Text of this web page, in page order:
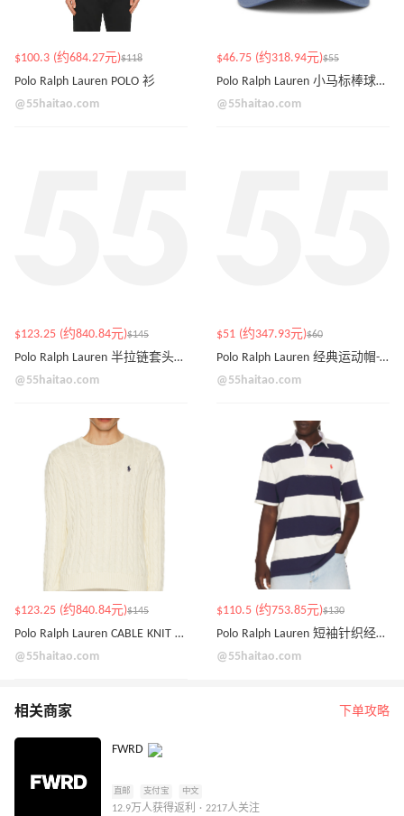
$100.3 (约684.27元)$118
Polo Ralph Lauren POLO 衫
@55haitao.com
$46.75 (约318.94元)$55
Polo Ralph Lauren 小马标棒球帽-藏青色
@55haitao.com
$123.25 (约840.84元)$145
Polo Ralph Lauren 半拉链套头毛衣 棕色
@55haitao.com
$51 (约347.93元)$60
Polo Ralph Lauren 经典运动帽-三角洲蓝
@55haitao.com
$123.25 (约840.84元)$145
Polo Ralph Lauren CABLE KNIT 圆领毛衣
@55haitao.com
$110.5 (约753.85元)$130
Polo Ralph Lauren 短袖针织经典橄榄球条纹 Polo 衫
@55haitao.com
相关商家 下单攻略
FWRD
直邮 支付宝 中文
12.9万人获得返利 · 2217人关注